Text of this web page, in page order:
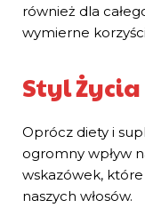
również dla
wymierne
Styl
Oprócz diety i
ogromny wpływ
wskazówek,
naszych włosów.